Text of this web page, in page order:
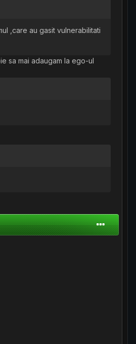
,care au gasit vulnerabilitati
sa mai adaugam la ego-ul